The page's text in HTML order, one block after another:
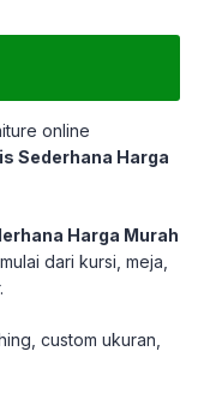
online
Sederhana Harga
Harga Murah
dari kursi, meja,
custom ukuran,